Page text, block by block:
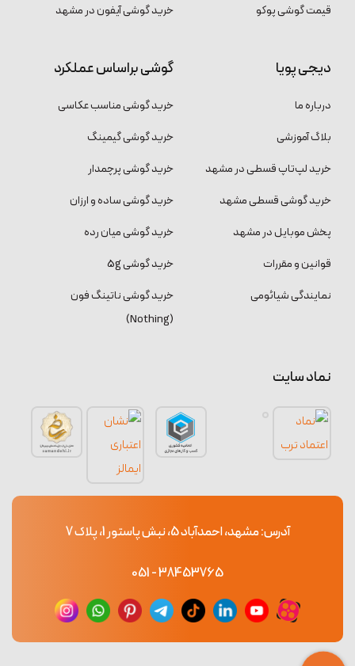
قیمت گوشی پوکو
خرید گوشی آیفون در مشهد
دیجی پویا
درباره ما
بلاگ آموزشی
خرید لپ‌تاپ قسطی در مشهد
خرید گوشی قسطی مشهد
پخش موبایل در مشهد
قوانین و مقررات
نمایندگی شیائومی
گوشی براساس عملکرد
خرید گوشی مناسب عکاسی
خرید گوشی گیمینگ
خرید گوشی پرچمدار
خرید گوشی ساده و ارزان
خرید گوشی میان رده
خرید گوشی 5g
خرید گوشی ناتینگ فون
(Nothing)
نماد سایت
آدرس: مشهد، احمدآباد 5، نبش پاستور 1، پلاک 7
38453765 - 051